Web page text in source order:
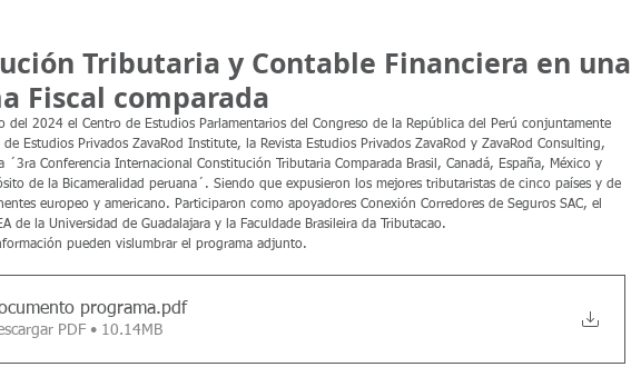
Tributaria y Contable Financiera en una
Fiscal comparada
del 2024 el Centro de Estudios Parlamentarios del Congreso de la República del Perú conjuntamente
Estudios Privados ZavaRod Institute, la Revista Estudios Privados ZavaRod y ZavaRod Consulting,
´3ra Conferencia Internacional Constitución Tributaria Comparada Brasil, Canadá, España, México y
de la Bicameralidad peruana´. Siendo que expusieron los mejores tributaristas de cinco países y de
europeo y americano. Participaron como apoyadores Conexión Corredores de Seguros SAC, el
de la Universidad de Guadalajara y la Faculdade Brasileira da Tributacao.
pueden vislumbrar el programa adjunto.
programa.pdf
PDF • 10.14MB